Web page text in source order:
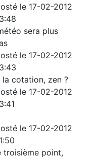
le 17-02-2012
sera plus
le 17-02-2012
cotation, zen ?
le 17-02-2012
le 17-02-2012
troisième point,